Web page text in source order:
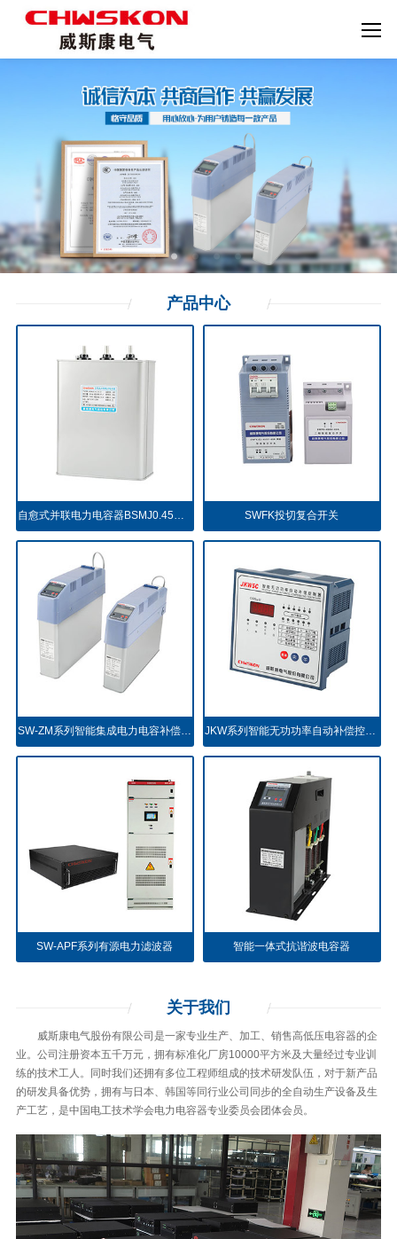
产品中心
自愈式并联电力电容器BSMJ0.45共补型
SW-ZM系列智能集成电力电容补偿装置
SW-APF系列有源电力滤波器
SWFK投切复合开关
JKW系列智能无功功率自动补偿控制器
智能一体式抗谐波电容器
关于我们
威斯康电气股份有限公司是一家专业生产、加工、销售高低压电容器的企
业。公司注册资本五千万元，拥有标准化厂房10000平方米及大量经过专业训
练的技术工人。同时我们还拥有多位工程师组成的技术研发队伍，对于新产品
的研发具备优势，拥有与日本、韩国等同行业公司同步的全自动生产设备及生
产工艺，是中国电工技术学会电力电容器专业委员会团体会员。